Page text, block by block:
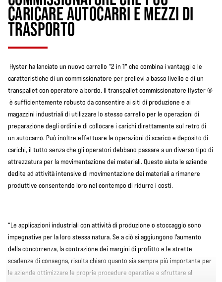
CARICARE AUTOCARRI E MEZZI DI
TRASPORTO
Hyster ha lanciato un nuovo carrello "2 in 1" che combina i vantaggi e le
caratteristiche di un commissionatore per prelievi a basso livello e di un
transpallet con operatore a bordo. Il transpallet commissionatore Hyster ®
è sufficientemente robusto da consentire ai siti di produzione e ai
magazzini industriali di utilizzare lo stesso carrello per le operazioni di
preparazione degli ordini e di collocare i carichi direttamente sul retro di
un autocarro. Può inoltre effettuare le operazioni di scarico e deposito di
carichi, il tutto senza che gli operatori debbano passare a un diverso tipo di
attrezzatura per la movimentazione dei materiali. Questo aiuta le aziende
dedite ad attività intensive di movimentazione dei materiali a rimanere
produttive consentendo loro nel contempo di ridurre i costi.
“Le applicazioni industriali con attività di produzione o stoccaggio sono
impegnative per la loro stessa natura. Se a ciò si aggiungono l'aumento
della concorrenza, la contrazione dei margini di profitto e le strette
scadenze di consegna, risulta chiaro quanto sia sempre più importante per
le aziende ottimizzare le proprie procedure operative e sfruttare al